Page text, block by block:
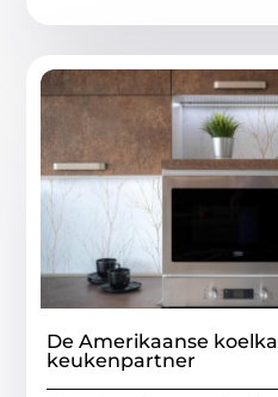
De Amerikaanse
keukenpartner